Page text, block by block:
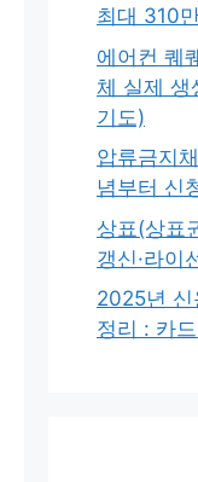
최대 310
에어컨 퀘
체 실제 생
기도)
압류금지
념부터 신
상표(상표
갱신·라이
2025년 신
정리 : 카